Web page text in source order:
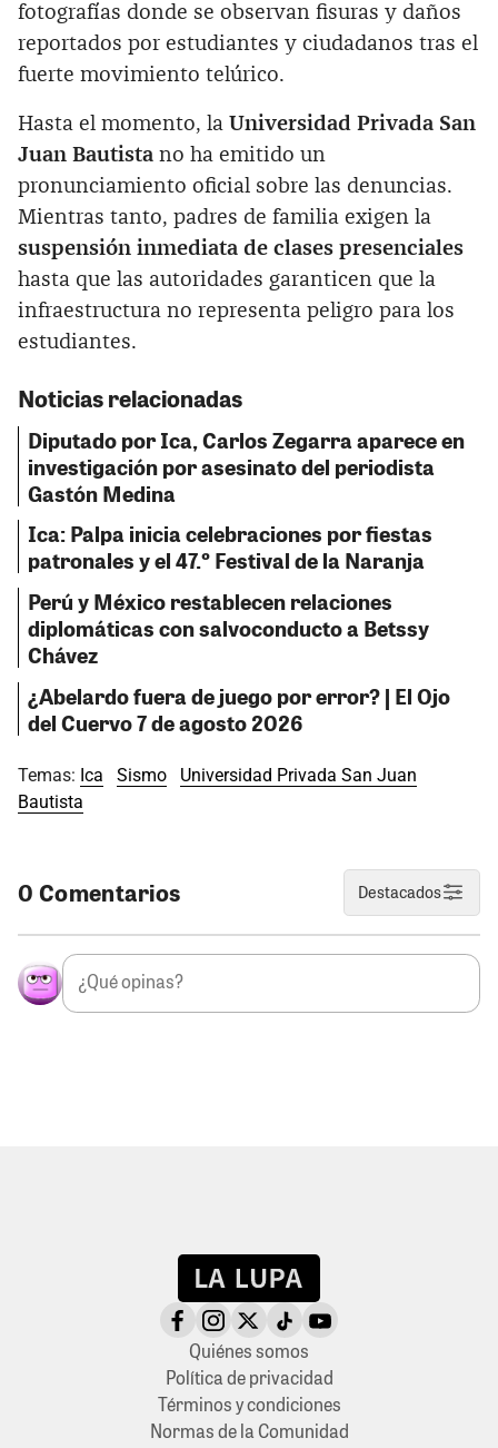
fotografías donde se observan fisuras y daños
reportados por estudiantes y ciudadanos tras el
fuerte movimiento telúrico.
Hasta el momento, la Universidad Privada San
Juan Bautista no ha emitido un
pronunciamiento oficial sobre las denuncias.
Mientras tanto, padres de familia exigen la
suspensión inmediata de clases presenciales
hasta que las autoridades garanticen que la
infraestructura no representa peligro para los
estudiantes.
Noticias relacionadas
Diputado por Ica, Carlos Zegarra aparece en
investigación por asesinato del periodista
Gastón Medina
Ica: Palpa inicia celebraciones por fiestas
patronales y el 47.º Festival de la Naranja
Perú y México restablecen relaciones
diplomáticas con salvoconducto a Betssy
Chávez
¿Abelardo fuera de juego por error? | El Ojo
del Cuervo 7 de agosto 2026
Temas: Ica Sismo
Universidad Privada San Juan
Bautista
0 Comentarios Destacados
Quiénes somos
Política de privacidad
Términos y condiciones
Normas de la Comunidad